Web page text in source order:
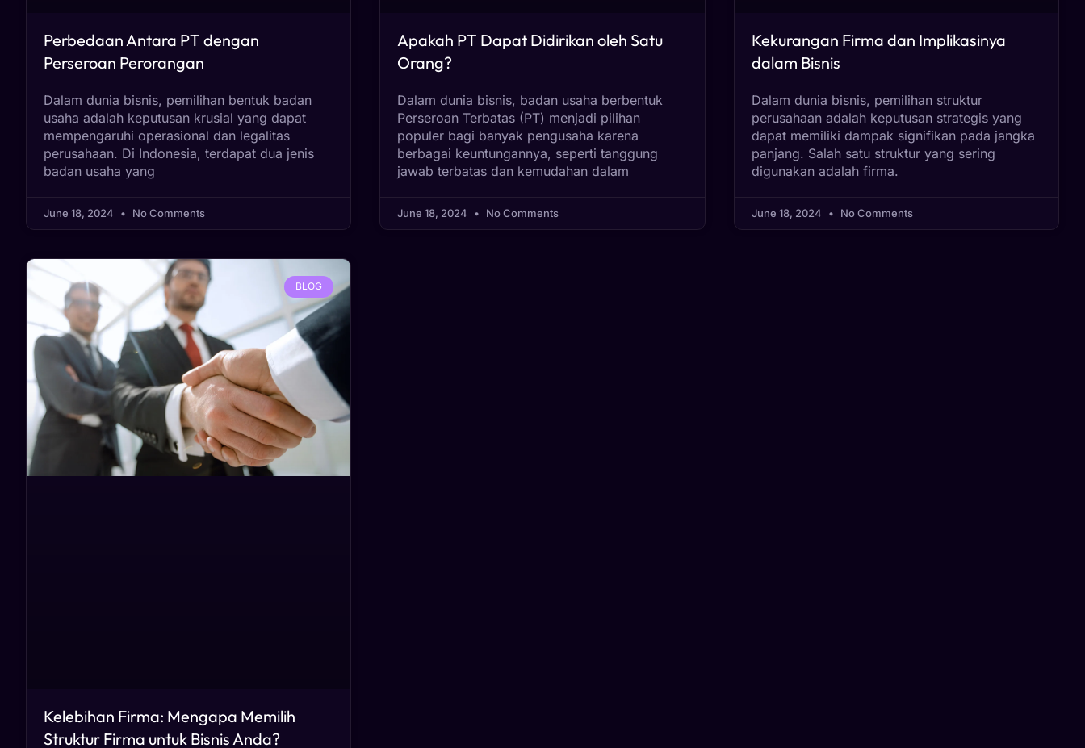
Perbedaan Antara PT dengan
Perseroan Perorangan
Dalam dunia bisnis, pemilihan bentuk badan
usaha adalah keputusan krusial yang dapat
mempengaruhi operasional dan legalitas
perusahaan. Di Indonesia, terdapat dua jenis
badan usaha yang
June 18, 2024 No Comments
Apakah PT Dapat Didirikan oleh Satu
Orang?
Dalam dunia bisnis, badan usaha berbentuk
Perseroan Terbatas (PT) menjadi pilihan
populer bagi banyak pengusaha karena
berbagai keuntungannya, seperti tanggung
jawab terbatas dan kemudahan dalam
June 18, 2024 No Comments
Kekurangan Firma dan Implikasinya
dalam Bisnis
Dalam dunia bisnis, pemilihan struktur
perusahaan adalah keputusan strategis yang
dapat memiliki dampak signifikan pada jangka
panjang. Salah satu struktur yang sering
digunakan adalah firma.
June 18, 2024 No Comments
BLOG
Kelebihan Firma: Mengapa Memilih
Struktur Firma untuk Bisnis Anda?